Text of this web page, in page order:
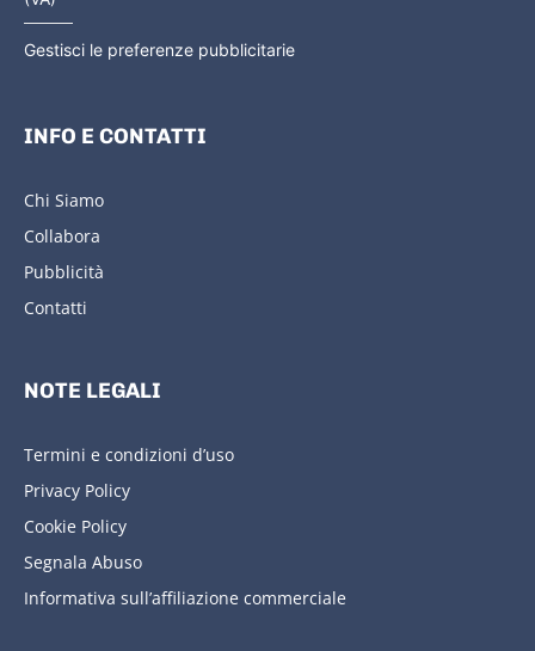
Gestisci le preferenze pubblicitarie
INFO E CONTATTI
Chi Siamo
Collabora
Pubblicità
Contatti
NOTE LEGALI
Termini e condizioni d’uso
Privacy Policy
Cookie Policy
Segnala Abuso
Informativa sull’affiliazione commerciale